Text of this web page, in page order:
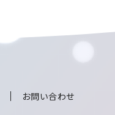
お問い合わせ